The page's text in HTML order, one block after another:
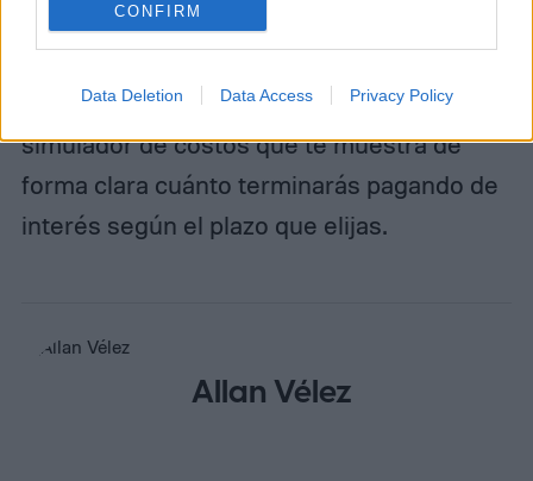
CONFIRM
Data Deletion Data Access Privacy Policy
$150,000 y $1,200,000 pesos colombianos
de Mercado Pago, Lineru cuenta con un
simulador de costos que te muestra de
forma clara cuánto terminarás pagando de
interés según el plazo que elijas.
Allan Vélez